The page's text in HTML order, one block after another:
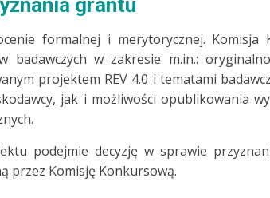
grantu
formalnej i merytorycznej. Komisja
badawczych w zakresie m.in.:
projektem REV 4.0 i tematami
jak i możliwości opublikowania
podejmie decyzję w sprawie
przez Komisję Konkursową.